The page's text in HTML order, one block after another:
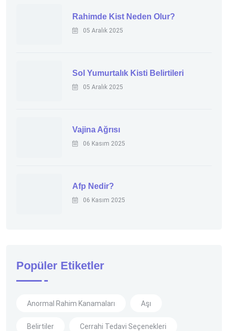
Rahimde Kist Neden Olur?
05 Aralık 2025
Sol Yumurtalık Kisti Belirtileri
05 Aralık 2025
Vajina Ağrısı
06 Kasım 2025
Afp Nedir?
06 Kasım 2025
Popüler Etiketler
Anormal Rahim Kanamaları Aşı
Belirtiler Cerrahi Tedavi Seçenekleri